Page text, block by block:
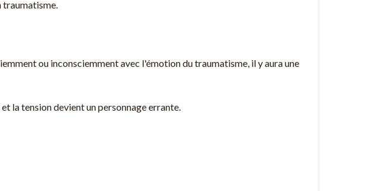
traumatisme.
ou inconsciemment avec l'émotion du traumatisme, il y aura une
la tension devient un personnage errante.